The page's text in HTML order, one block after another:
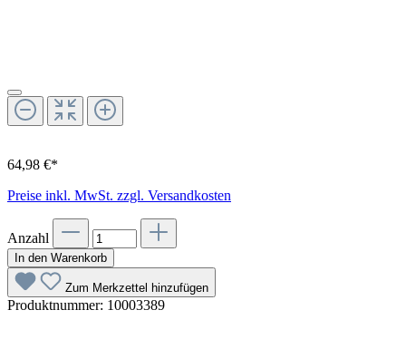
64,98 €*
Preise inkl. MwSt. zzgl. Versandkosten
Anzahl
In den Warenkorb
Zum Merkzettel hinzufügen
Produktnummer: 10003389